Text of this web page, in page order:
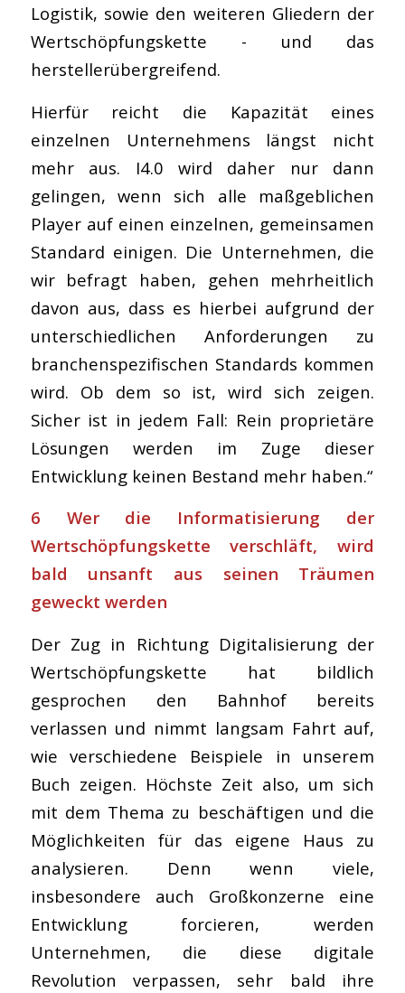
Logistik, sowie den weiteren Gliedern der
Wertschöpfungskette - und das
herstellerübergreifend.
Hierfür reicht die Kapazität eines
einzelnen Unternehmens längst nicht
mehr aus. I4.0 wird daher nur dann
gelingen, wenn sich alle maßgeblichen
Player auf einen einzelnen, gemeinsamen
Standard einigen. Die Unternehmen, die
wir befragt haben, gehen mehrheitlich
davon aus, dass es hierbei aufgrund der
unterschiedlichen Anforderungen zu
branchenspezifischen Standards kommen
wird. Ob dem so ist, wird sich zeigen.
Sicher ist in jedem Fall: Rein proprietäre
Lösungen werden im Zuge dieser
Entwicklung keinen Bestand mehr haben.“
6 Wer die Informatisierung der
Wertschöpfungskette verschläft, wird
bald unsanft aus seinen Träumen
geweckt werden
Der Zug in Richtung Digitalisierung der
Wertschöpfungskette hat bildlich
gesprochen den Bahnhof bereits
verlassen und nimmt langsam Fahrt auf,
wie verschiedene Beispiele in unserem
Buch zeigen. Höchste Zeit also, um sich
mit dem Thema zu beschäftigen und die
Möglichkeiten für das eigene Haus zu
analysieren. Denn wenn viele,
insbesondere auch Großkonzerne eine
Entwicklung forcieren, werden
Unternehmen, die diese digitale
Revolution verpassen, sehr bald ihre